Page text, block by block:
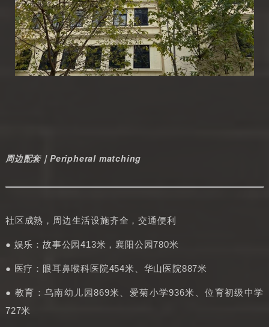
周边配套｜Peripheral matching
社区成熟，周边生活设施齐全，交通便利
● 娱乐：故事公园413米，襄阳公园780米
● 医疗：眼耳鼻喉科医院454米、华山医院887米
● 教育：乌南幼儿园869米、爱菊小学936米、位育初级中学
727米